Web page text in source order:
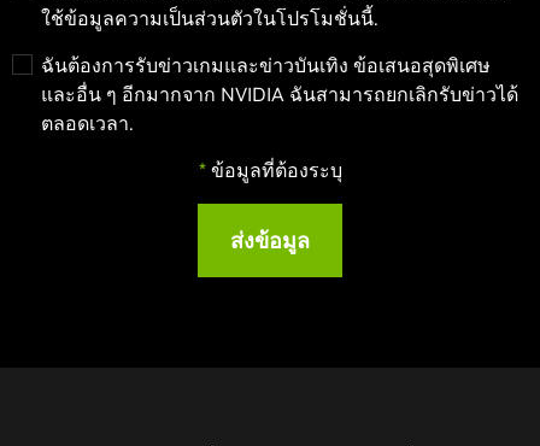
ใช้ข้อมูลความเป็นส่วนตัวในโปรโมชั่นนี้.
ฉันต้องการรับข่าวเกมและข่าวบันเทิง ข้อเสนอสุดพิเศษ
และอื่น ๆ อีกมากจาก NVIDIA ฉันสามารถยกเลิกรับข่าวได้
ตลอดเวลา.
*ข้อมูลที่ต้องระบุ